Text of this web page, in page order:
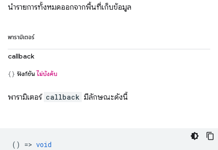
นำรายการทั้งหมดออกจากพื้นที่เก็บข้อมูล
พารามิเตอร์
callback
ฟังก์ชัน ไม่บังคับ
พารามิเตอร์ callback มีลักษณะดังนี้
() => void